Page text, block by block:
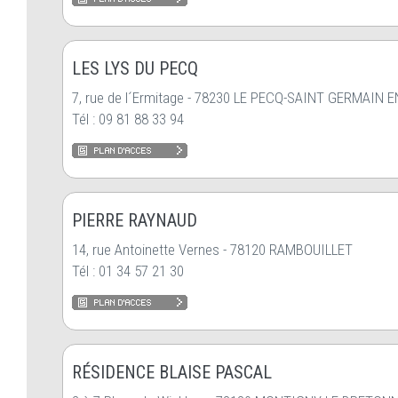
LES LYS DU PECQ
7, rue de l´Ermitage - 78230 LE PECQ-SAINT GERMAIN
Tél : 09 81 88 33 94
PIERRE RAYNAUD
14, rue Antoinette Vernes - 78120 RAMBOUILLET
Tél : 01 34 57 21 30
RÉSIDENCE BLAISE PASCAL